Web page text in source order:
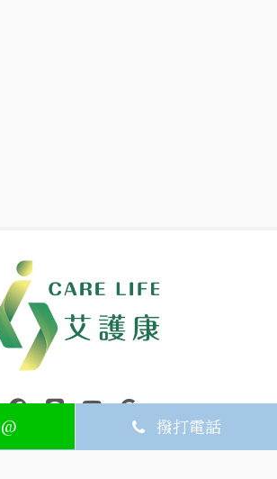
撥打電話
器材補助｜出院醫療器材｜平鎮醫療器材｜艾
連結到facebook(另開視窗)
連結到Line(另開視窗)
連結到Youtube(另開視窗)